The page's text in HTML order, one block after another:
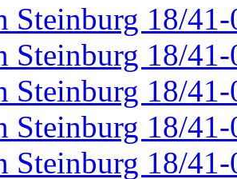
Steinburg 18/41-
Steinburg 18/41-
Steinburg 18/41-
Steinburg 18/41-
Steinburg 18/41-